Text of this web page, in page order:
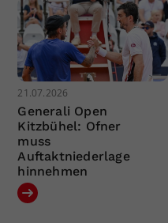
21.07.2026
Generali Open
Kitzbühel: Ofner
muss
Auftaktniederlage
hinnehmen